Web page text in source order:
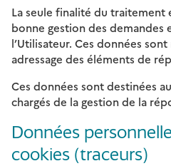
La seule finalité du
bonne gestion des demandes
l’Utilisateur. Ces données
adressage des éléments de
Ces données sont destinées
chargés de la gestion de la
Données
cookies (traceurs)